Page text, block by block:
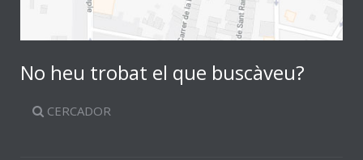
No heu trobat el que buscàveu?
CERCADOR